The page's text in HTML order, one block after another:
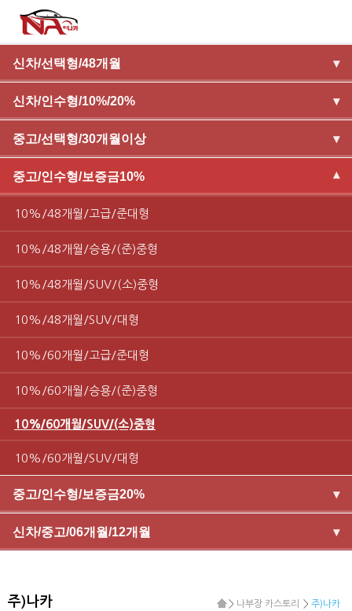
신차/선택형/48개월 ▾
신차/인수형/10%/20% ▾
중고/선택형/30개월이상 ▾
중고/인수형/보증금10% ▾
10%/48개월/고급/준대형
10%/48개월/승용/(준)중형
10%/48개월/SUV/(소)중형
10%/48개월/SUV/대형
10%/60개월/고급/준대형
10%/60개월/승용/(준)중형
10%/60개월/SUV/(소)중형
10%/60개월/SUV/대형
중고/인수형/보증금20% ▾
신차/중고/06개월/12개월 ▾
주)나카 나부장 카스토리 주)나카